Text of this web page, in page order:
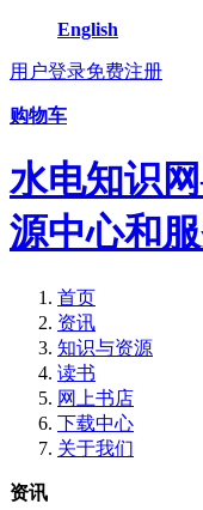
English
用户登录免费注册
购物车
水电知识
源中心和
首页
资讯
知识与资源
读书
网上书店
下载中心
关于我们
资讯